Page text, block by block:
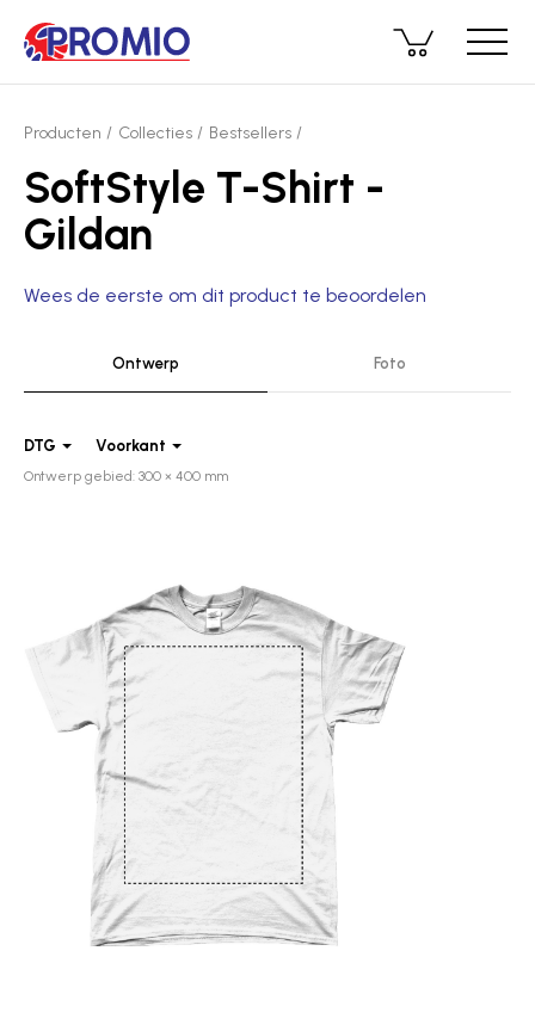
Producten Collecties Bestsellers
SoftStyle T-Shirt -
Gildan
Wees de eerste om dit product te beoordelen
Ontwerp Foto
DTG Voorkant
Ontwerp gebied: 300 × 400 mm